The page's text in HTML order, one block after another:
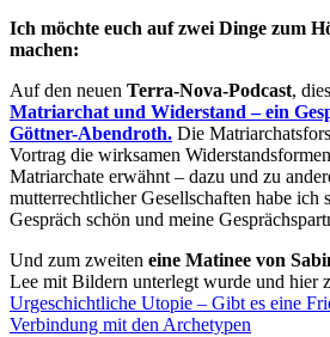
Ich möchte euch auf zwei Dinge zum
machen:
Auf den neuen Terra-Nova-Podcast,
Matriarchat und Widerstand – ein
Göttner-Abendroth. Die
Vortrag die wirksamen
Matriarchate erwähnt – dazu und zu
mutterrechtlicher Gesellschaften habe ich
Gespräch schön und meine
Und zum zweiten eine Matinee von
Lee mit Bildern unterlegt wurde und hier
Urgeschichtliche Utopie – Gibt es eine
Verbindung mit den Archetypen